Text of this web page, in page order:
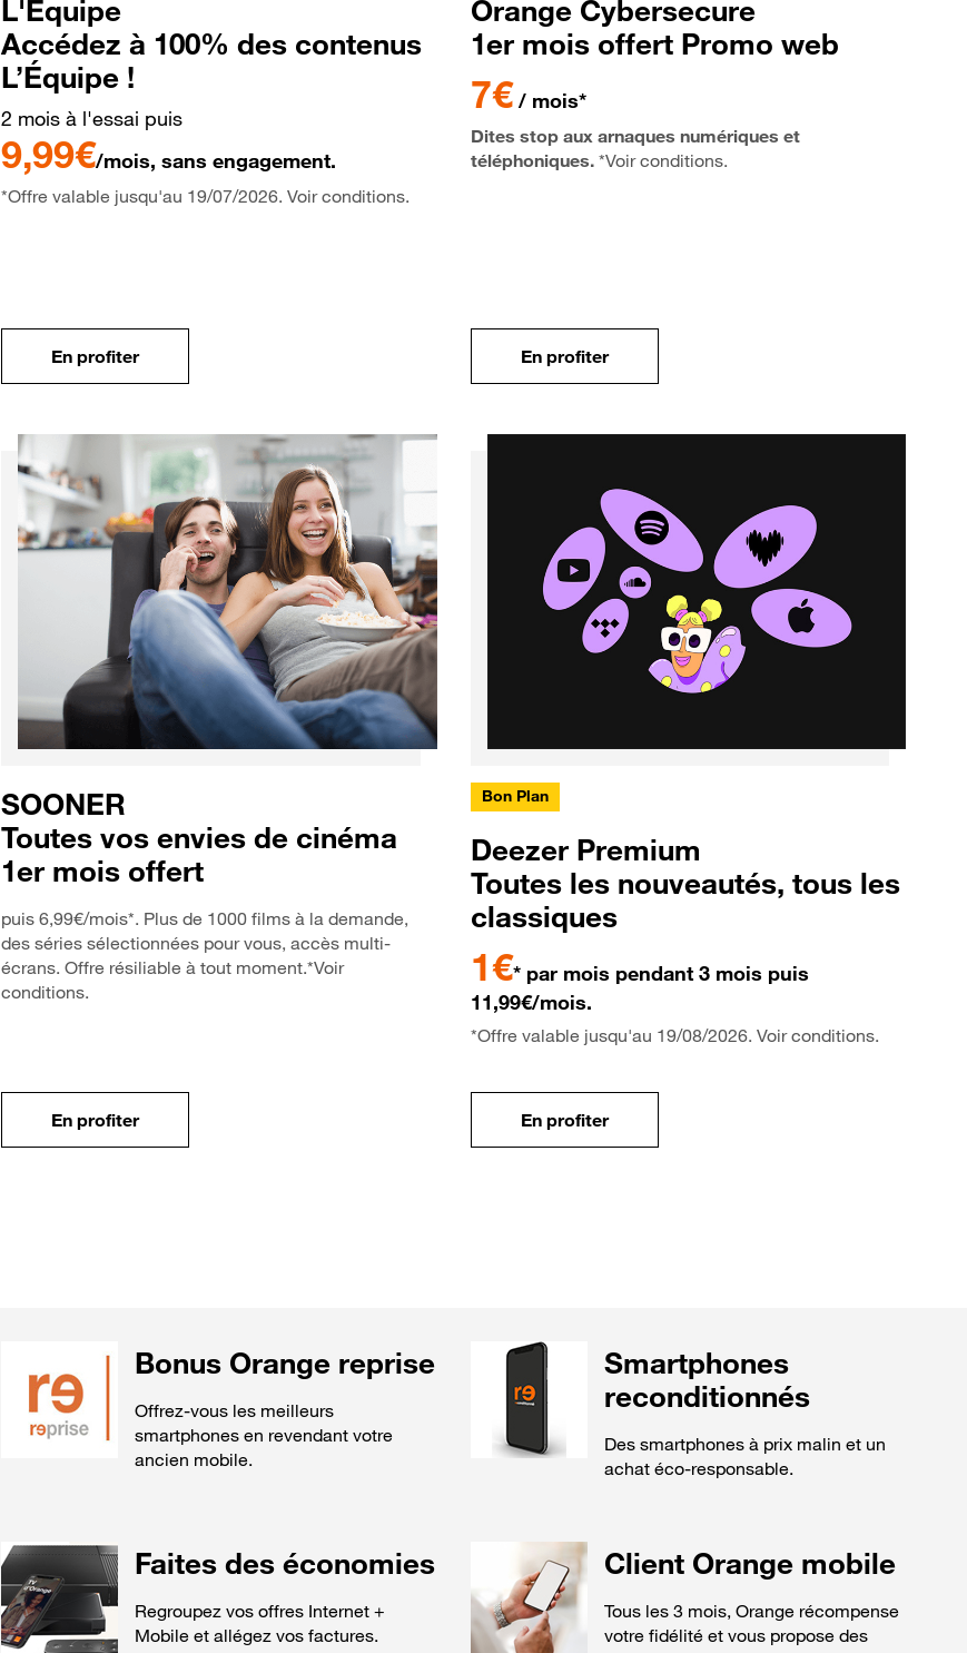
L'Équipe
Accédez à 100% des contenus
L’Équipe !
2 mois à l'essai puis
9,99€/mois, sans engagement.
*Offre valable jusqu'au 19/07/2026. Voir conditions.
En profiter
Orange Cybersecure
1er mois offert Promo web
7€/ mois*
Dites stop aux arnaques numériques et
téléphoniques.*Voir conditions.
En profiter
SOONER
Toutes vos envies de cinéma
1er mois offert
puis 6,99€/mois*. Plus de 1000 films à la demande,
des séries sélectionnées pour vous, accès multi-
écrans. Offre résiliable à tout moment.*Voir
conditions.
En profiter
Bon Plan
Deezer Premium
Toutes les nouveautés, tous les
classiques
1€* par mois pendant 3 mois puis
11,99€/mois.
*Offre valable jusqu'au 19/08/2026. Voir conditions.
En profiter
Bonus Orange reprise
Offrez-vous les meilleurs
smartphones en revendant votre
ancien mobile.
Smartphones
reconditionnés
Des smartphones à prix malin et un
achat éco-responsable.
Faites des économies
Regroupez vos offres Internet +
Mobile et allégez vos factures.
Client Orange mobile
Tous les 3 mois, Orange récompense
votre fidélité et vous propose des